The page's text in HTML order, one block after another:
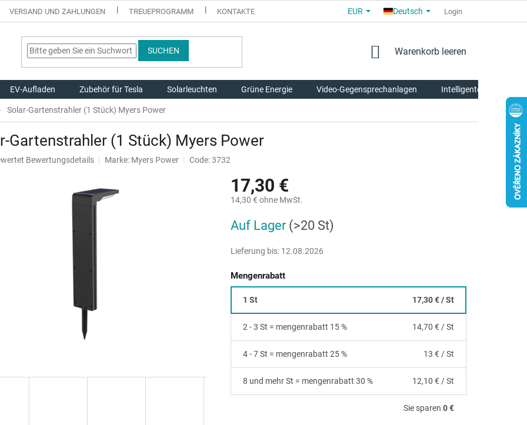
VERSAND UND ZAHLUNGEN TREUEPROGRAMM KONTAKTE ALLGEMEINE GESCHÄFTSBEDINGUNGEN FÜR PARTNER
EUR Deutsch Login
SUCHEN WARENKORB
Warenkorb leeren
EV-Aufladen Zubehör für Tesla Solarleuchten Grüne Energie Video-Gegensprechanlagen Intelligente Tierpflege
Solar-Gartenstrahler (1 Stück) Myers Power
Gartenstrahler (1 Stück) Myers Power
Bewertungsdetails Marke: Myers Power Code: 3732
17,30 €
14,30 € ohne MwSt.
Auf Lager (>20 St)
Lieferung bis: 12.08.2026
Mengenrabatt
1 St 17,30 €/ St
2 - 3 St = mengenrabatt 15 % 14,70 € / St
4 - 7 St = mengenrabatt 25 % 13 € / St
8 und mehr St = mengenrabatt 30 % 12,10 € / St
Sie sparen 0 €